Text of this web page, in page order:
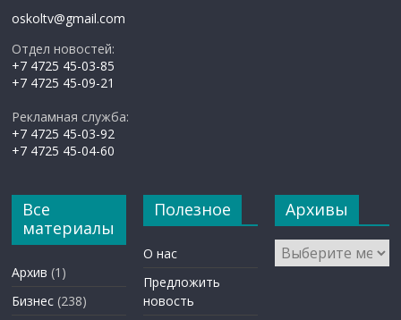
oskoltv@gmail.com
Отдел новостей:
+7 4725 45-03-85
+7 4725 45-09-21
Рекламная служба:
+7 4725 45-03-92
+7 4725 45-04-60
Все
материалы
Архив (1)
Бизнес (238)
Полезное
О нас
Предложить
новость
Архивы
Архивы